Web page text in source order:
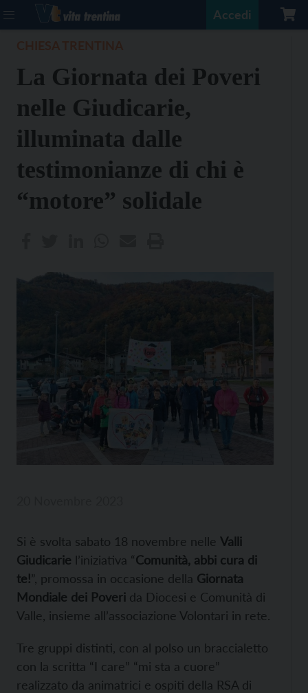
Accedi
La Giornata dei Poveri
nelle Giudicarie,
illuminata dalle
testimonianze di chi è
“motore” solidale
Si è svolta sabato 18 novembre nelle Valli
Giudicarie l’iniziativa “Comunità, abbi cura di
te!”, promossa in occasione della Giornata
Mondiale dei Poveri da Diocesi e Comunità di
Valle, insieme all’associazione Volontari in rete.
Tre gruppi distinti, con al polso un braccialetto
con la scritta “I care” “mi sta a cuore”
realizzato da animatrici e ospiti della RSA di